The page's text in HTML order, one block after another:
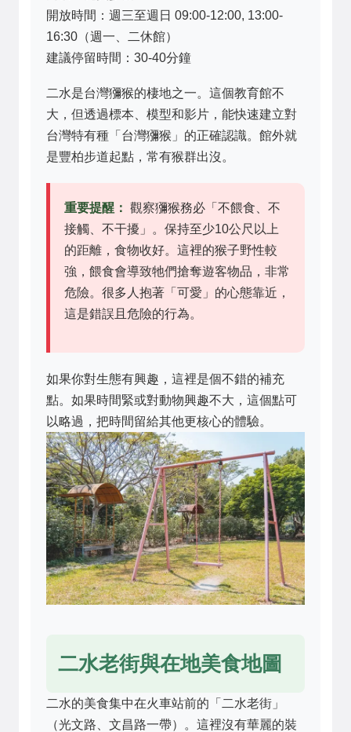
開放時間：週三至週日 09:00-12:00, 13:00-
16:30（週一、二休館）
建議停留時間：30-40分鐘
二水是台灣獼猴的棲地之一。這個教育館不
大，但透過標本、模型和影片，能快速建立對
台灣特有種「台灣獼猴」的正確認識。館外就
是豐柏步道起點，常有猴群出沒。
重要提醒： 觀察獼猴務必「不餵食、不
接觸、不干擾」。保持至少10公尺以上
的距離，食物收好。這裡的猴子野性較
強，餵食會導致牠們搶奪遊客物品，非常
危險。很多人抱著「可愛」的心態靠近，
這是錯誤且危險的行為。
如果你對生態有興趣，這裡是個不錯的補充
點。如果時間緊或對動物興趣不大，這個點可
以略過，把時間留給其他更核心的體驗。
二水老街與在地美食地圖
二水的美食集中在火車站前的「二水老街」
（光文路、文昌路一帶）。這裡沒有華麗的裝